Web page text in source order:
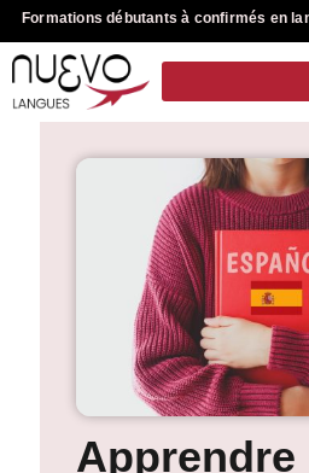
Formations débutants à confirmés en
Apprendre